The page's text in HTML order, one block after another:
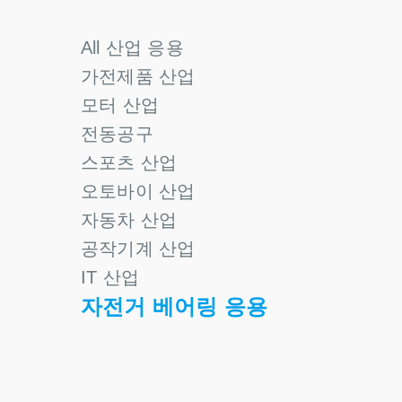
All 산업 응용
가전제품 산업
모터 산업
전동공구
스포츠 산업
오토바이 산업
자동차 산업
공작기계 산업
IT 산업
자전거 베어링 응용